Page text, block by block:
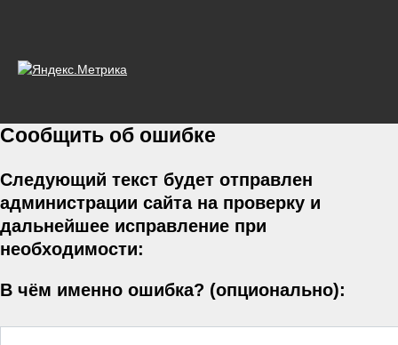
Сообщить об ошибке
Следующий текст будет отправлен
администрации сайта на проверку и
дальнейшее исправление при
необходимости:
В чём именно ошибка? (опционально):